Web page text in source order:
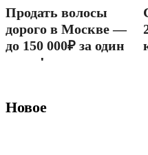
Продать волосы
дорого в Москве —
до 150 000₽ за один
хвост!
Новое